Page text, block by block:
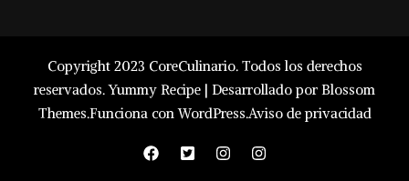
Copyright 2023 CoreCulinario. Todos los derechos
reservados.Yummy Recipe | Desarrollado por Blossom
Themes.Funciona conWordPress.Aviso de privacidad